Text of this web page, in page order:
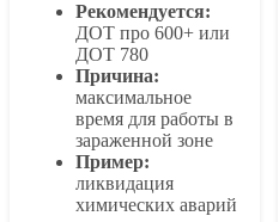
Рекомендуется:
ДОТ про 600+ или
ДОТ 780
Причина:
максимальное
время для работы в
зараженной зоне
Пример:
ликвидация
химических аварий